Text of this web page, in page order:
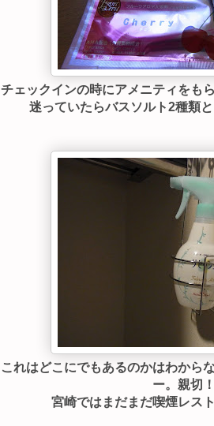
チェックインの時にアメニティをも
迷っていたらバスソルト2種類
これはどこにでもあるのかはわから
ー。親切！
宮崎ではまだまだ喫煙レス